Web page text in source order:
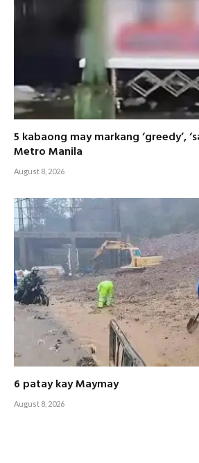
5 kabaong may markang ‘greedy’,
Metro Manila
August 8, 2026
6 patay kay Maymay
August 8, 2026